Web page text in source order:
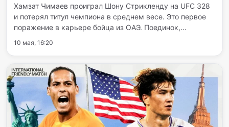
Хамзат Чимаев проиграл Шону Стрикленду на UFC 328
и потерял титул чемпиона в среднем весе. Это первое
поражение в карьере бойца из ОАЭ. Поединок,
закончился сенсацией: судьи раздельным решением
10 мая, 16:20